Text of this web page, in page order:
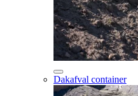
Dakafval container